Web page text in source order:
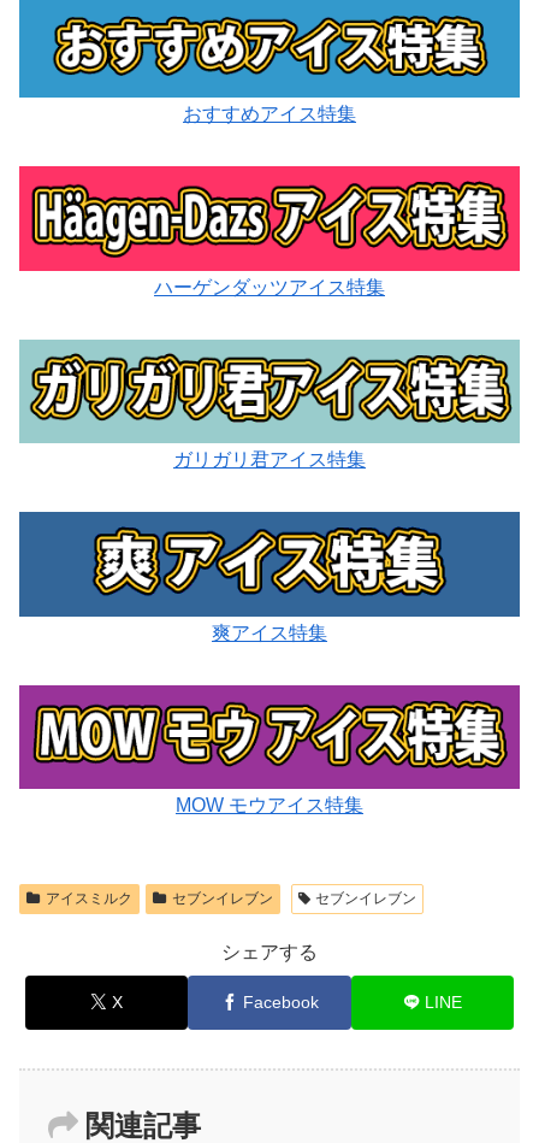
おすすめアイス特集
ハーゲンダッツアイス特集
ガリガリ君アイス特集
爽アイス特集
MOW モウアイス特集
アイスミルク セブンイレブン セブンイレブン
シェアする
X Facebook LINE
関連記事